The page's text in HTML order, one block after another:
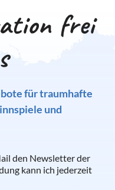
frei
für traumhafte
und
den Newsletter der
kann ich jederzeit